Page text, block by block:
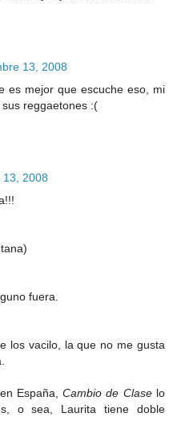
13, 2008
es mejor que escuche eso, mi
reggaetones :(
2008
fuera.
los vacilo, la que no me gusta
España,Cambio de Claselo
o sea, Laurita tiene doble